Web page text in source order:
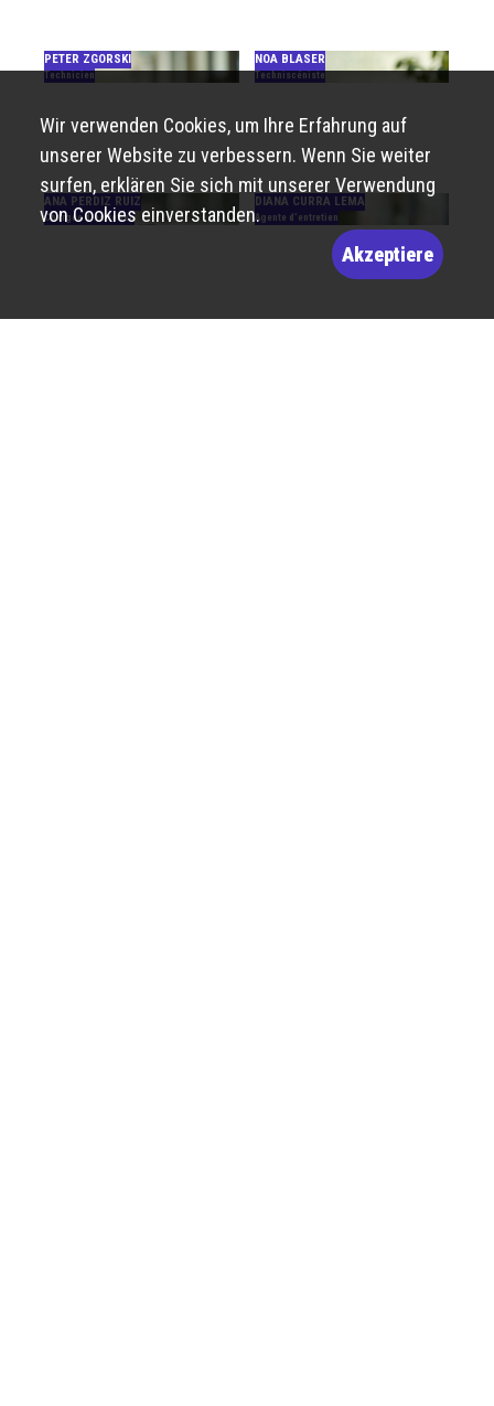
PETER ZGORSKI
Technicien
NOA BLASER
Techniscéniste
ANA PERDIZ RUIZ
Chargée d’entretien
DIANA CURRA LEMA
Agente d’entretien
Wir verwenden Cookies, um Ihre Erfahrung auf
unserer Website zu verbessern. Wenn Sie weiter
surfen, erklären Sie sich mit unserer Verwendung
von Cookies einverstanden.
Akzeptiere